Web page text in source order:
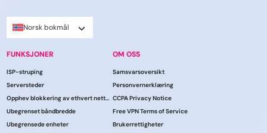
Norsk bokmål
FUNKSJONER
ISP-struping
Serversteder
Opphev blokkering av ethvert nettsted
Ubegrenset båndbredde
Ubegrensede enheter
OM OSS
Samsvarsoversikt
Personvernerklæring
CCPA Privacy Notice
Free VPN Terms of Service
Brukerrettigheter